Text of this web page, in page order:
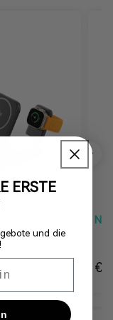
Preis
ERSTE
und die